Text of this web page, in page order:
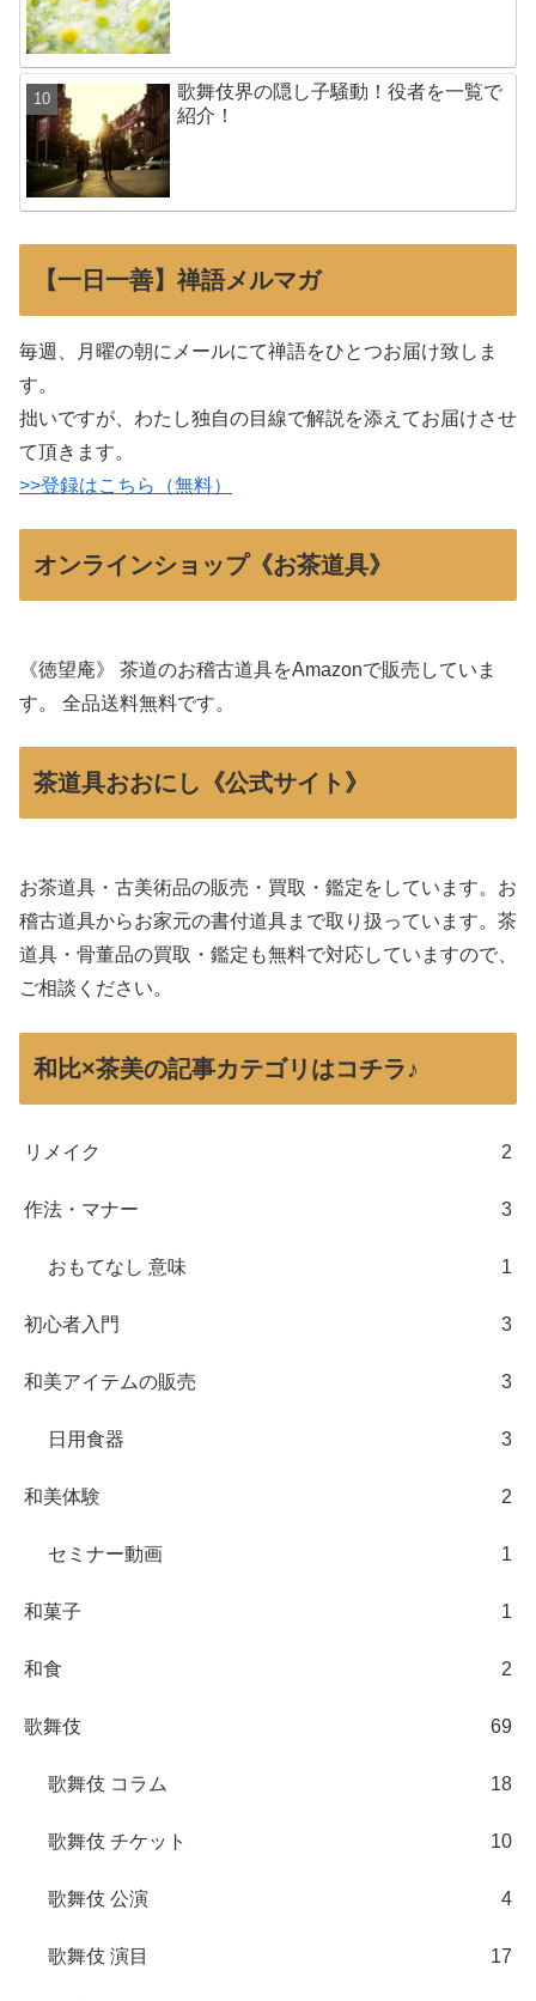
歌舞伎界の隠し子騒動！役者を一覧で
紹介！
【一日一善】禅語メルマガ
毎週、月曜の朝にメールにて禅語をひとつお届け致しま
す。
拙いですが、わたし独自の目線で解説を添えてお届けさせ
て頂きます。
>>登録はこちら（無料）
オンラインショップ《お茶道具》
《徳望庵》 茶道のお稽古道具をAmazonで販売していま
す。 全品送料無料です。
茶道具おおにし《公式サイト》
お茶道具・古美術品の販売・買取・鑑定をしています。お
稽古道具からお家元の書付道具まで取り扱っています。茶
道具・骨董品の買取・鑑定も無料で対応していますので、
ご相談ください。
和比×茶美の記事カテゴリはコチラ♪
リメイク 2
作法・マナー 3
おもてなし 意味 1
初心者入門 3
和美アイテムの販売 3
日用食器 3
和美体験 2
セミナー動画 1
和菓子 1
和食 2
歌舞伎 69
歌舞伎 コラム 18
歌舞伎 チケット 10
歌舞伎 公演 4
歌舞伎 演目 17